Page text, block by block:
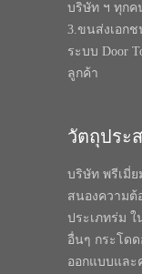
บริษัท ฯ ทุกค
3.ขนส่งเอก
ระบบ Door
ลูกค้า
วัตถุประ
บริษัท พรีเมี่ย
สนองความต้
ประเภทร่ม
อื่นๆ กระโดด
ออกแบบและ